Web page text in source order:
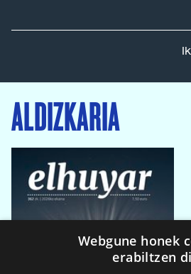
ALDIZKARIA
Webgune honek
erabiltzen